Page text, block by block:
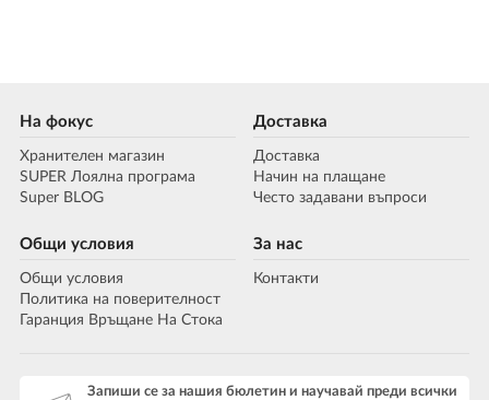
На фокус
Хранителен магазин
SUPER Лоялна програма
Super BLOG
Доставка
Доставка
Начин на плащане
Често задавани въпроси
Общи условия
Общи условия
Политика на поверителност
Гаранция Връщане На Стока
За нас
Контакти
Запиши се за нашия бюлетин и научавай преди всички